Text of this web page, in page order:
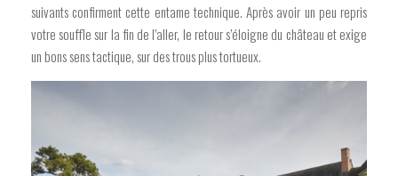
suivants confirment cette entame technique. Après avoir un peu repris
votre souffle sur la fin de l’aller, le retour s’éloigne du château et exige
un bons sens tactique, sur des trous plus tortueux.